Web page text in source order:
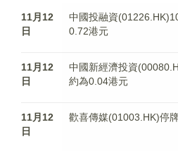
11月12
日
中國投融資
0.72港元
11月12
日
中國新經濟投資
約為0.04港元
11月12
日
歡喜傳媒(01003.HK)停牌